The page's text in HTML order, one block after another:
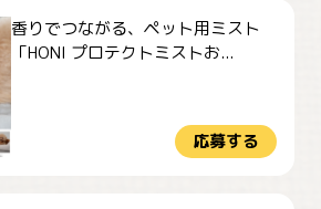
香りでつながる、ペット用ミスト
「HONI プロテクトミストお...
応募する